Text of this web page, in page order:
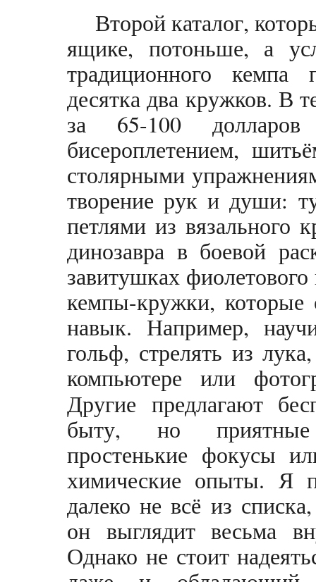
Второй каталог,
ящике, потоньше, а
традиционного кемпа
десятка два кружков. В
за 65-100 долларов
бисероплетением,
столярными
творение рук и души:
петлями из вязального
динозавра в боевой
завитушках
кемпы-кружки, которые
навык. Например,
гольф, стрелять из
компьютере или
Другие предлагают
быту, но приятные
простенькие фокусы
химические опыты. Я
далеко не всё из
он выглядит весьма
Однако не стоит